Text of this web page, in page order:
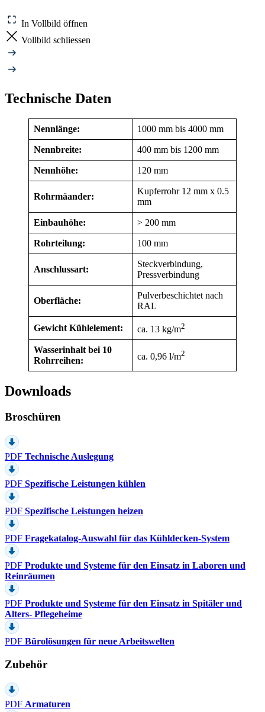
In Vollbild öffnen
Vollbild schliessen
Technische Daten
Nennlänge: 1000 mm bis 4000 mm
Nennbreite: 400 mm bis 1200 mm
Nennhöhe: 120 mm
Rohrmäander:
Kupferrohr 12 mm x 0.5
mm
Einbauhöhe: > 200 mm
Rohrteilung: 100 mm
Anschlussart:
Steckverbindung,
Pressverbindung
Oberfläche:
Pulverbeschichtet nach
RAL
Gewicht Kühlelement: ca. 13 kg/m2
Wasserinhalt bei 10
Rohrreihen:
ca. 0,96 l/m2
Downloads
Broschüren
PDF Technische Auslegung
PDF Spezifische Leistungen kühlen
PDF Spezifische Leistungen heizen
PDF Fragekatalog-Auswahl für das Kühldecken-System
PDF Produkte und Systeme für den Einsatz in Laboren und
Reinräumen
PDF Produkte und Systeme für den Einsatz in Spitäler und
Alters- Pflegeheime
PDF Bürolösungen für neue Arbeitswelten
Zubehör
PDF Armaturen